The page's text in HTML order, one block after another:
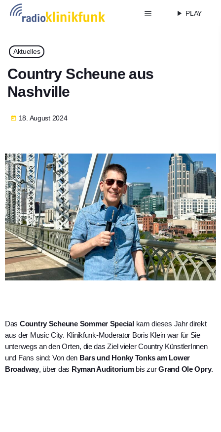
menu play_arrow PLAY
Aktuelles
Country Scheune aus
Nashville
today 18. August 2024
Das Country Scheune Sommer Specialkam dieses Jahr direkt
aus der Music City. Klinikfunk-Moderator Boris Klein war für Sie
unterwegs an den Orten, die das Ziel vielerCountry KünstlerInnen
und Fans sind: Von den Bars und Honky Tonks am Lower
Broadway, über das Ryman Auditoriumbis zurGrand Ole Opry.